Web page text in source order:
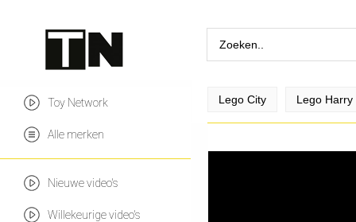
Toy Network
Alle merken
Nieuwe video's
Willekeurige video's
Lego City Lego Harry